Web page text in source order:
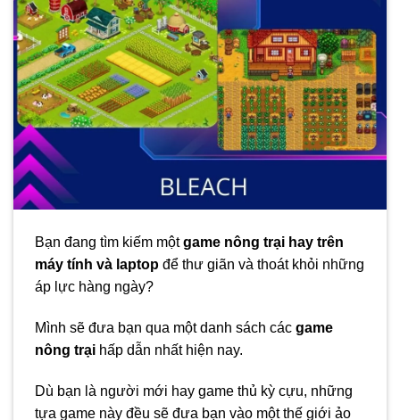
Bạn đang tìm kiếm mộtgame nông trại hay trên
máy tính và laptop để thư giãn và thoát khỏi những
áp lực hàng ngày?
Mình sẽ đưa bạn qua một danh sách các game
nông trại hấp dẫn nhất hiện nay.
Dù bạn là người mới hay game thủ kỳ cựu, những
tựa game này đều sẽ đưa bạn vào một thế giới ảo